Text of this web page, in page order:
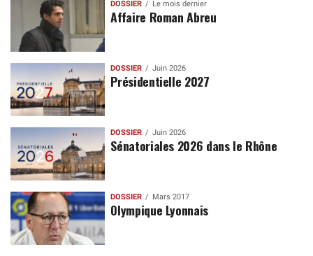
DOSSIER Le mois dernier
Affaire Roman Abreu
DOSSIER Juin 2026
Présidentielle 2027
DOSSIER Juin 2026
Sénatoriales 2026 dans le Rhône
DOSSIER Mars 2017
Olympique Lyonnais